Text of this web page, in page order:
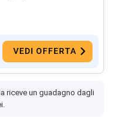
VEDI OFFERTA
riceve un guadagno dagli